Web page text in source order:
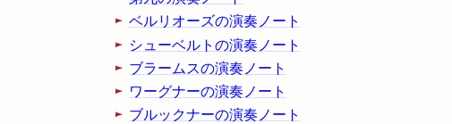
ベルリオーズの演奏ノート
シューベルトの演奏ノート
ブラームスの演奏ノート
ワーグナーの演奏ノート
ブルックナーの演奏ノート